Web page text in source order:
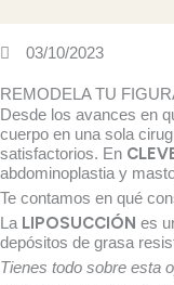
03/10/2023
REMODELA TU
Desde los avances en
cuerpo en una sola
satisfactorios. En
abdominoplastia y
Te contamos en qué
La LIPOSUCCIÓN es
depósitos de grasa
Tienes todo sobre esta